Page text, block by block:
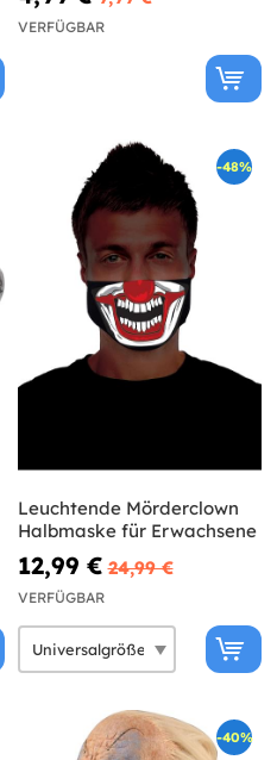
VERFÜGBAR
-48%
Leuchtende Mörderclown
Halbmaske für Erwachsene
12,99 € 24,99 €
VERFÜGBAR
-40%